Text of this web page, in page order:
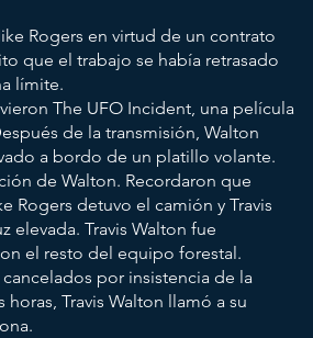
Rogers en virtud de un contrato
que el trabajo se había retrasado
límite.
The UFO Incident, una película
de la transmisión, Walton
a bordo de un platillo volante.
de Walton. Recordaron que
Rogers detuvo el camión y Travis
elevada. Travis Walton fue
el resto del equipo forestal.
por insistencia de la
Travis Walton llamó a su